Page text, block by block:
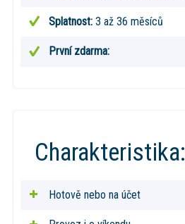
Splatnost: 3 až 36 měsíců
První zdarma:
Charakteristika:
Hotově nebo na účet